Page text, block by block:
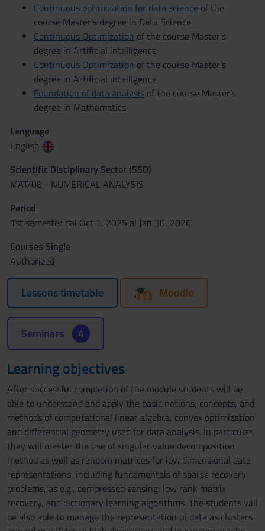
Continuous optimization for data science of the
course Master's degree in Data Science
Continuous Optimization of the course Master's
degree in Artificial intelligence
Continuous Optimization of the course Master's
degree in Artificial intelligence
Foundation of data analysis of the course Master's
degree in Mathematics
Language
English
Scientific Disciplinary Sector (SSD)
MAT/08 - NUMERICAL ANALYSIS
Period
1st semester dal Oct 1, 2025 al Jan 30, 2026.
Courses Single
Authorized
Lessons timetable Moodle
Seminars 4
Learning objectives
After successful completion of the module students will be
able to understand and apply the basic notions, concepts, and
methods of computational linear algebra, convex optimization
and differential geometry used for data analysis. In particular,
they will master the use of singular value decomposition
method as well as random matrices for low dimensional data
representations, including fundamentals of sparse recovery
problems, as e.g., compressed sensing, low rank matrix
recovery, and dictionary learning algorithms. The students will
be also able to manage the representation of data as clusters